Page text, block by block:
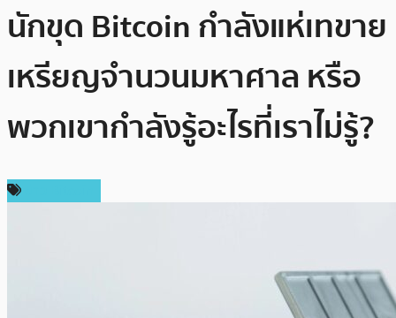
นักขุด Bitcoin กำลังแห่เทขาย
เหรียญจำนวนมหาศาล หรือ
พวกเขากำลังรู้อะไรที่เราไม่รู้?